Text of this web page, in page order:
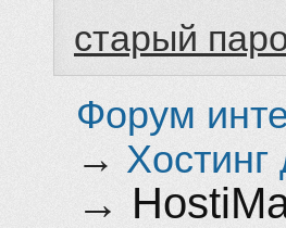
старый
Форум
→
→